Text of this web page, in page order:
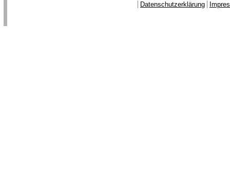
Datenschutzerklärung